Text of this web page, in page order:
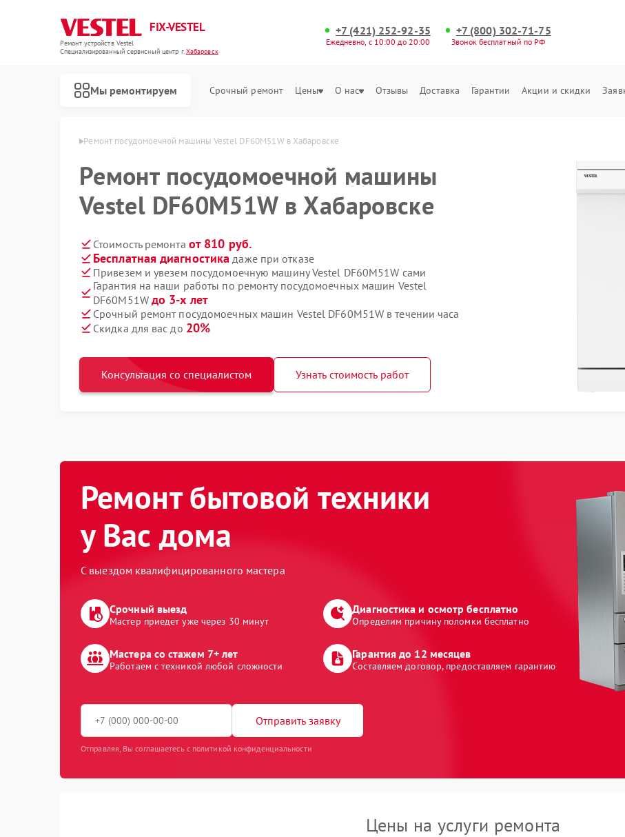
FIX-VESTEL
Ремонт устройств Vestel
Специализированный cервисный центр г.Хабаровск
+7 (421) 252-92-35
Ежедневно, с 10:00 до 20:00
+7 (800) 302-71-75
Звонок бесплатный по РФ
Мы ремонтируем Срочный ремонт Цены О нас Отзывы Доставка Гарантии Акции и скидки
в Хабаровске Ремонт посудомоечной машины Vestel DF60M51W в Хабаровске
Ремонт посудомоечной машины
Vestel DF60M51W в Хабаровске
Стоимость ремонта от 810 руб.
Бесплатная диагностика даже при отказе
Привезем и увезем посудомоечную машину Vestel DF60M51W сами
Гарантия на наши работы по ремонту посудомоечных машин Vestel
DF60M51W до 3-х лет
Срочный ремонт посудомоечных машин Vestel DF60M51W в течении часа
Скидка для вас до 20%
Консультация со специалистом Узнать стоимость работ
Ремонт бытовой техники
у Вас дома
С выездом квалифицированного мастера
Срочный выезд
Мастер приедет уже через 30 минут
Диагностика и осмотр бесплатно
Определим причину поломки бесплатно
Мастера со стажем 7+ лет
Работаем с техникой любой сложности
Гарантия до 12 месяцев
Составляем договор, предоставляем гарантию
Отправить заявку
Отправляя, Вы соглашаетесь с политикой конфиденциальности
Цены на услуги ремонта